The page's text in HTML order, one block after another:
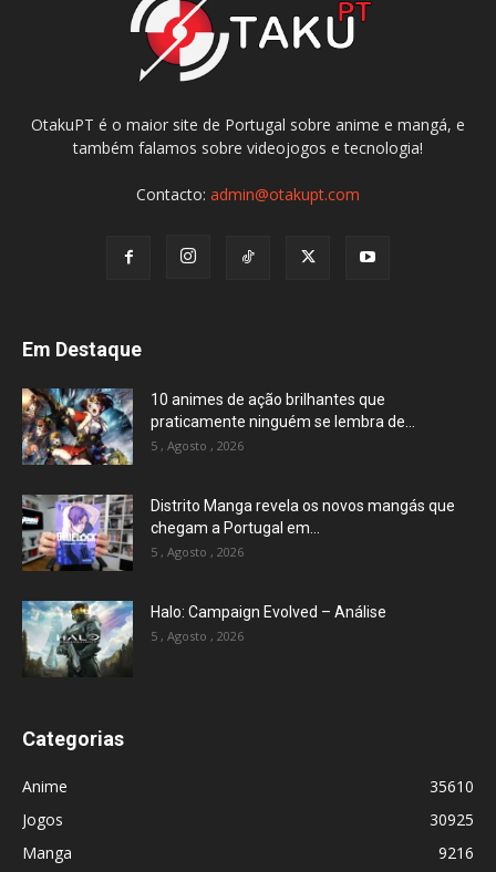
OtakuPT é o maior site de Portugal sobre anime e mangá, e
também falamos sobre videojogos e tecnologia!
Contacto: admin@otakupt.com
Em Destaque
10 animes de ação brilhantes que
praticamente ninguém se lembra de...
5 , Agosto , 2026
Distrito Manga revela os novos mangás que
chegam a Portugal em...
5 , Agosto , 2026
Halo: Campaign Evolved – Análise
5 , Agosto , 2026
Categorias
Anime
35610
Jogos
30925
Manga
9216